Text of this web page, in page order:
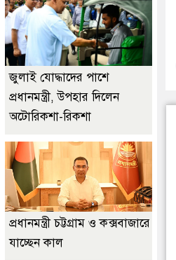
জুলাই যোদ্ধাদের পাশে
প্রধানমন্ত্রী, উপহার দিলেন
অটোরিকশা-রিকশা
প্রধানমন্ত্রী চট্টগ্রাম ও কক্সবাজারে
যাচ্ছেন কাল